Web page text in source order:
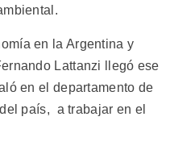
en la Argentina y
Lattanzi llegó ese
en el departamento de
país, a trabajar en el